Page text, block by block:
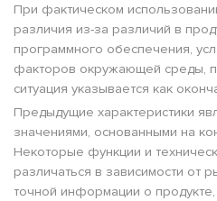
При фактическом
различия из-за различий в
программного обеспечения,
факторов окружающей среды,
ситуация указывается как
Предыдущие характеристики
значениями, основанными на
Некоторые функции и
различаться в зависимости от
точной информации о продукте,